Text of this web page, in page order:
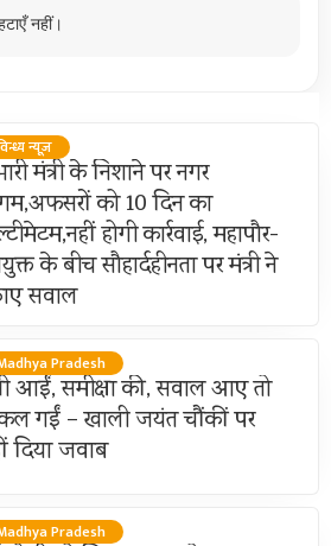
नहीं।
न्यूज़
मंत्री के निशाने पर नगर
को 10 दिन का
होगी कार्रवाई, महापौर-
के बीच सौहार्दहीनता पर मंत्री ने
सवाल
Pradesh
आईं, समीक्षा की, सवाल आए तो
गईं – खाली जयंत चौंकीं पर
दिया जवाब
Pradesh